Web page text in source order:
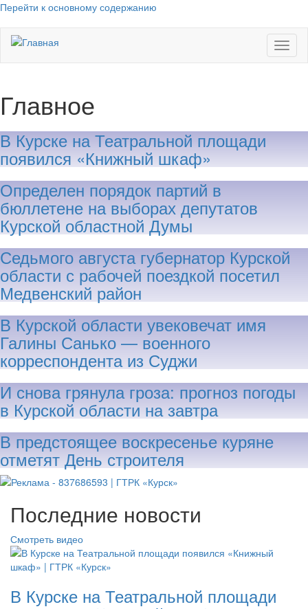
Перейти к основному содержанию
Главное
В Курске на Театральной площади
появился «Книжный шкаф»
Определен порядок партий в
бюллетене на выборах депутатов
Курской областной Думы
Седьмого августа губернатор Курской
области с рабочей поездкой посетил
Медвенский район
В Курской области увековечат имя
Галины Санько — военного
корреспондента из Суджи
И снова грянула гроза: прогноз погоды
в Курской области на завтра
В предстоящее воскресенье куряне
отметят День строителя
Последние новости
Смотреть видео
В Курске на Театральной площади